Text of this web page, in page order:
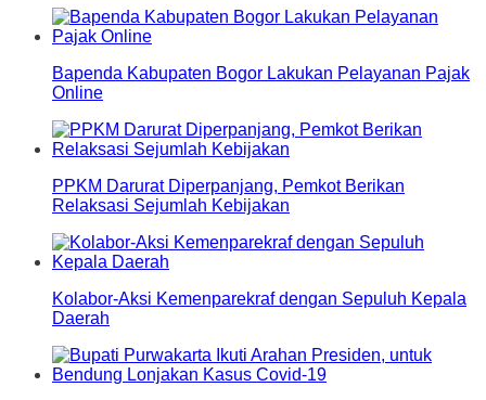
Bapenda Kabupaten Bogor Lakukan Pelayanan Pajak
Online
PPKM Darurat Diperpanjang, Pemkot Berikan
Relaksasi Sejumlah Kebijakan
Kolabor-Aksi Kemenparekraf dengan Sepuluh Kepala
Daerah